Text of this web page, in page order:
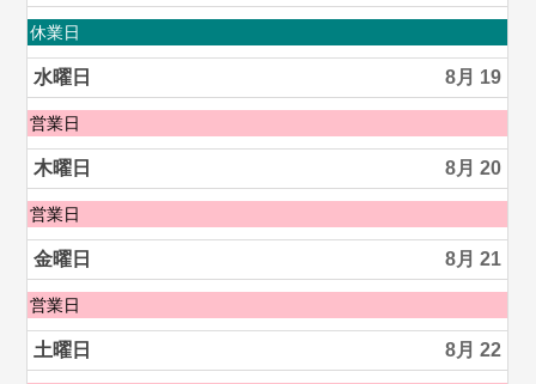
8
月
17th
2026
火
日,
8
月
18th
2026
休業日
水曜日 8月 19
水
日,
8
月
19th
2026
営業日
木曜日 8月 20
木
日,
8
月
20th
2026
営業日
金曜日 8月 21
金
日,
8
営業日
土曜日 8月 22